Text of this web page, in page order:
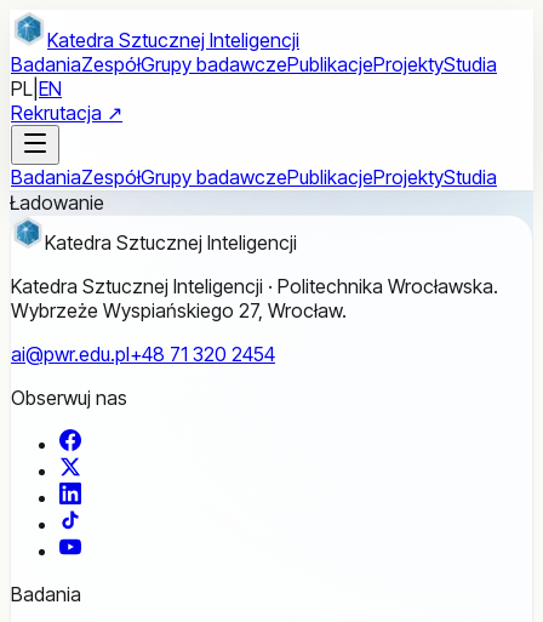
Przejdź do treści głównej
Katedra Sztucznej Inteligencji
BadaniaZespółGrupy badawczePublikacjeProjektyStudia
PL EN
Rekrutacja ↗
BadaniaZespółGrupy badawczePublikacjeProjektyStudia
Ładowanie
Katedra Sztucznej Inteligencji
Katedra Sztucznej Inteligencji · Politechnika Wrocławska.
Wybrzeże Wyspiańskiego 27, Wrocław.
ai@pwr.edu.pl+48 71 320 2454
Obserwuj nas
Facebook
YouTube
Badania